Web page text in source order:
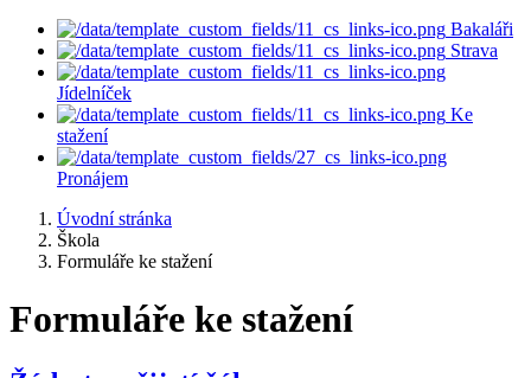
Bakaláři
Strava
Jídelníček
Ke
stažení
Pronájem
Úvodní stránka
Škola
Formuláře ke stažení
Formuláře ke stažení